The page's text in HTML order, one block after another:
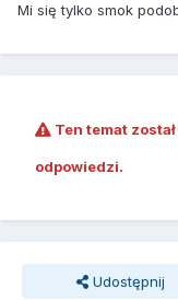
Mi się tylko smok
Ten temat
odpowiedzi.
Udostępnij